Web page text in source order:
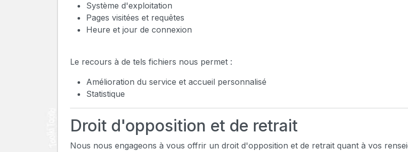
Système d'exploitation
Pages visitées et requêtes
Heure et jour de connexion
Le recours à de tels fichiers nous permet :
Amélioration du service et accueil personnalisé
Statistique
Droit d'opposition et de retrait
Nous nous engageons à vous offrir un droit d'opposition et de retrait quant à vos